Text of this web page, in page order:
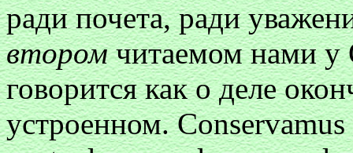
ради почета, ради
второмчитаемом нами y
говорится как о деле
устроенном.